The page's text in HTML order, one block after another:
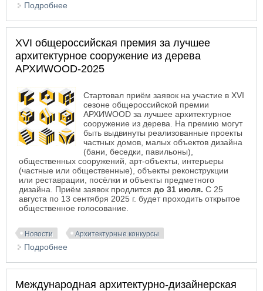
Подробнее
XVI общероссийская премия за лучшее
архитектурное сооружение из дерева
АРХИWOOD-2025
Стартовал приём заявок на участие в XVI
сезоне общероссийской премии
АРХИWOOD за лучшее архитектурное
сооружение из дерева. На премию могут
быть выдвинуты реализованные проекты
частных домов, малых объектов дизайна
(бани, беседки, павильоны),
общественных сооружений, арт-объекты, интерьеры
(частные или общественные), объекты реконструкции
или реставрации, посёлки и объекты предметного
дизайна. Приём заявок продлится до 31 июля. С 25
августа по 13 сентября 2025 г. будет проходить открытое
общественное голосование.
Новости Архитектурные конкурсы
Подробнее
Международная архитектурно-дизайнерская